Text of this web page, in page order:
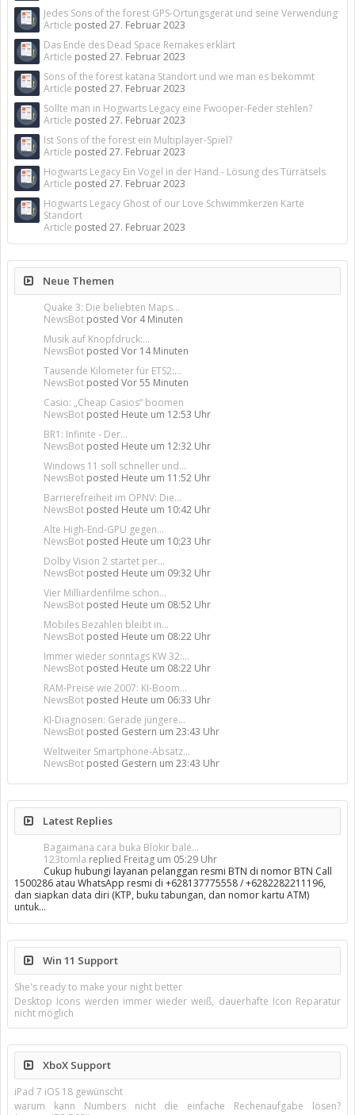
Jedes Sons of the forest GPS-Ortungsgerät und seine Verwendung
Article posted 27. Februar 2023
Das Ende des Dead Space Remakes erklärt
Article posted 27. Februar 2023
Sons of the forest katana Standort und wie man es bekommt
Article posted 27. Februar 2023
Sollte man in Hogwarts Legacy eine Fwooper-Feder stehlen?
Article posted 27. Februar 2023
Ist Sons of the forest ein Multiplayer-Spiel?
Article posted 27. Februar 2023
Hogwarts Legacy Ein Vogel in der Hand - Lösung des Türrätsels
Article posted 27. Februar 2023
Hogwarts Legacy Ghost of our Love Schwimmkerzen Karte
Standort
Article posted 27. Februar 2023
Neue Themen
Quake 3: Die beliebten Maps...
NewsBot posted Vor 4 Minuten
Musik auf Knopfdruck:...
NewsBot posted Vor 14 Minuten
Tausende Kilometer für ETS2:...
NewsBot posted Vor 55 Minuten
Casio: „Cheap Casios“ boomen
NewsBot posted Heute um 12:53 Uhr
BR1: Infinite - Der...
NewsBot posted Heute um 12:32 Uhr
Windows 11 soll schneller und...
NewsBot posted Heute um 11:52 Uhr
Barrierefreiheit im ÖPNV: Die...
NewsBot posted Heute um 10:42 Uhr
Alte High-End-GPU gegen...
NewsBot posted Heute um 10:23 Uhr
Dolby Vision 2 startet per...
NewsBot posted Heute um 09:32 Uhr
Vier Milliardenfilme schon...
NewsBot posted Heute um 08:52 Uhr
Mobiles Bezahlen bleibt in...
NewsBot posted Heute um 08:22 Uhr
Immer wieder sonntags KW 32:...
NewsBot posted Heute um 08:22 Uhr
RAM-Preise wie 2007: KI-Boom...
NewsBot posted Heute um 06:33 Uhr
KI-Diagnosen: Gerade jüngere...
NewsBot posted Gestern um 23:43 Uhr
Weltweiter Smartphone-Absatz...
NewsBot posted Gestern um 23:43 Uhr
Latest Replies
Bagaimana cara buka Blokir bale...
123tomla replied Freitag um 05:29 Uhr
Cukup hubungi layanan pelanggan resmi BTN di nomor BTN Call
1500286 atau WhatsApp resmi di +628137775558 / +6282282211196,
dan siapkan data diri (KTP, buku tabungan, dan nomor kartu ATM)
untuk…
Win 11 Support
She's ready to make your night better
Desktop Icons werden immer wieder weiß, dauerhafte Icon Reparatur
nicht möglich
XboX Support
iPad 7 iOS 18 gewünscht
warum kann Numbers nicht die einfache Rechenaufgabe lösen?